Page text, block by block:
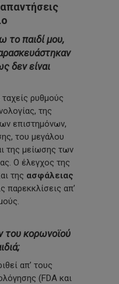
το παιδί μου,
δεν είναι
ρυθμούς
της
επιστημόνων,
του μεγάλου
της μείωσης των
Ο έλεγχος της
της ασφάλειας
παρεκκλίσεις απ’
του κορωνοϊού
απ’ τους
(FDA και